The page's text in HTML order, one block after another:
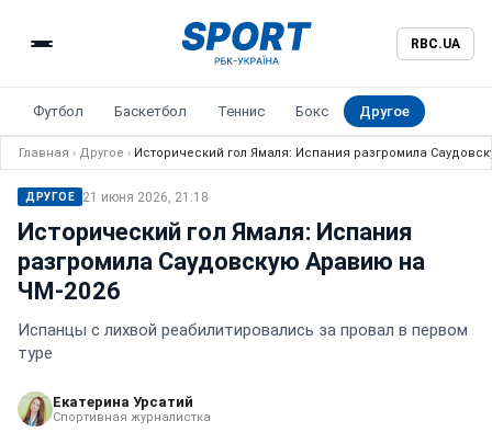
RBC.UA
Футбол Баскетбол Теннис Бокс Другое
Главная › Другое › Исторический гол Ямаля: Испания разгромила
ДРУГОЕ 21 июня 2026, 21:18
Исторический гол Ямаля: Испания
разгромила Саудовскую Аравию на
ЧМ-2026
Испанцы с лихвой реабилитировались за провал в первом
туре
Екатерина Урсатий
Спортивная журналистка